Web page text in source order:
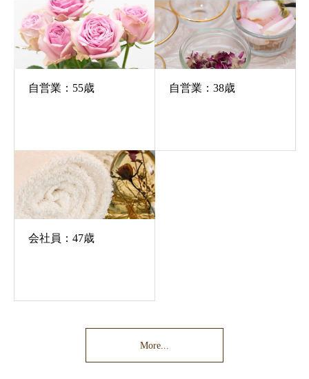
自営業：55歳 自営業：38歳
会社員：47歳
More...